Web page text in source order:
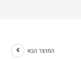
המוצר הבא